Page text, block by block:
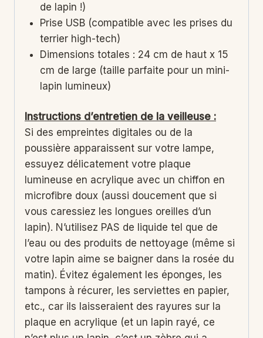
de lapin !)
Prise USB (compatible avec les prises du
terrier high-tech)
Dimensions totales : 24 cm de haut x 15
cm de large (taille parfaite pour un mini-
lapin lumineux)
Instructions d’entretien de la veilleuse :
Si des empreintes digitales ou de la
poussière apparaissent sur votre lampe,
essuyez délicatement votre plaque
lumineuse en acrylique avec un chiffon en
microfibre doux (aussi doucement que si
vous caressiez les longues oreilles d’un
lapin). N’utilisez PAS de liquide tel que de
l’eau ou des produits de nettoyage (même si
votre lapin aime se baigner dans la rosée du
matin). Évitez également les éponges, les
tampons à récurer, les serviettes en papier,
etc., car ils laisseraient des rayures sur la
plaque en acrylique (et un lapin rayé, ce